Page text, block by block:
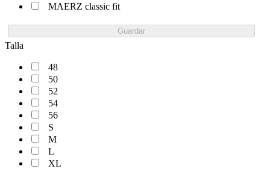
MAERZ classic fit
Guardar
Talla
48
50
52
54
56
S
M
L
XL